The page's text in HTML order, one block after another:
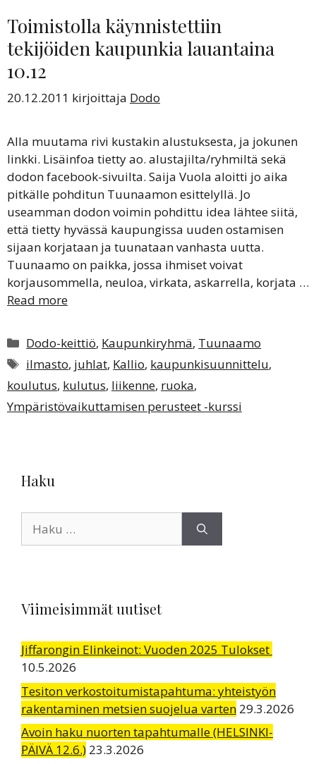
Toimistolla käynnistettiin
tekijöiden kaupunkia lauantaina
10.12
20.12.2011 kirjoittaja Dodo
Alla muutama rivi kustakin alustuksesta, ja jokunen
linkki. Lisäinfoa tietty ao. alustajilta/ryhmiltä sekä
dodon facebook-sivuilta. Saija Vuola aloitti jo aika
pitkälle pohditun Tuunaamon esittelyllä. Jo
useamman dodon voimin pohdittu idea lähtee siitä,
että tietty hyvässä kaupungissa uuden ostamisen
sijaan korjataan ja tuunataan vanhasta uutta.
Tuunaamo on paikka, jossa ihmiset voivat
korjausommella, neuloa, virkata, askarrella, korjata …
Read more
Kategoriat
Dodo-keittiö, Kaupunkiryhmä, Tuunaamo
Avainsanat
ilmasto, juhlat, Kallio, kaupunkisuunnittelu,
koulutus, kulutus, liikenne, ruoka,
Ympäristövaikuttamisen perusteet -kurssi
Haku
Viimeisimmät uutiset
Jiffarongin Elinkeinot: Vuoden 2025 Tulokset
10.5.2026
Tesiton verkostoitumistapahtuma: yhteistyön
rakentaminen metsien suojelua varten 29.3.2026
Avoin haku nuorten tapahtumalle (HELSINKI-
PÄIVÄ 12.6.) 23.3.2026